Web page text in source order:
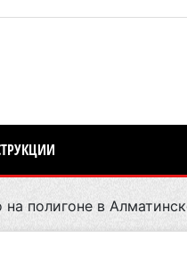
полигоне в